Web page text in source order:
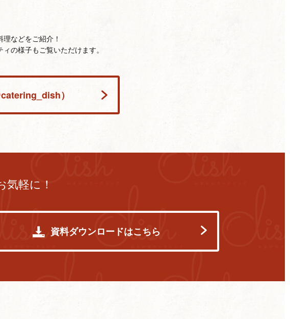
などをご紹介！
の様子もご覧いただけます。
）
軽に！
資料ダウンロードはこちら